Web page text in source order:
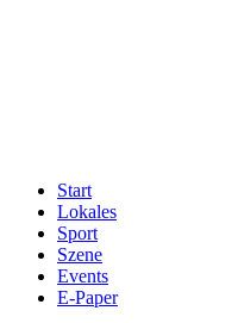
Start
Lokales
Sport
Szene
Events
E-Paper